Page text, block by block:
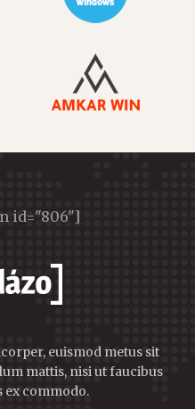
id="806"]
euismod metus sit
mattis, nisi ut faucibus
ex commodo.